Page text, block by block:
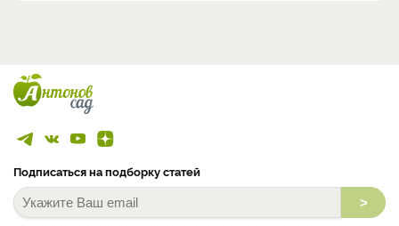
Подписаться на подборку статей
>